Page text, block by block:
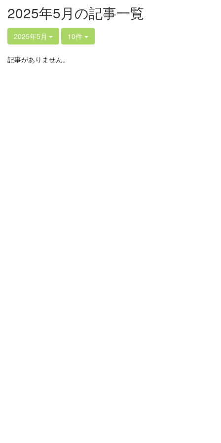
2025年5月の記事一覧
2025年5月 10件
記事がありません。